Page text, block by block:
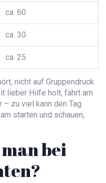
ca. 60
ca. 30
ca. 25
nicht auf Gruppendruck
lieber Hilfe holt, fährt am
zu viel kann den Tag
starten und schauen,
bei